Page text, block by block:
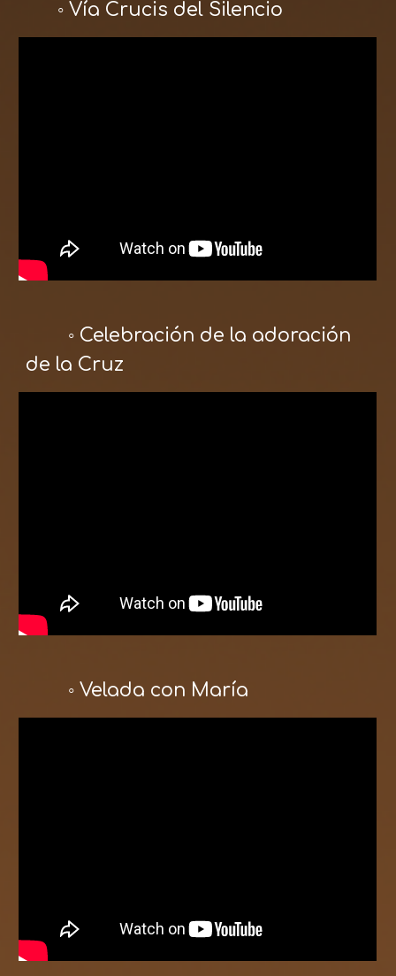
◦ Vía Crucis del Silencio
◦ Celebración de la adoración
de la Cruz
◦ Velada con María